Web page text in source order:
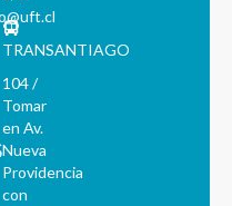
TRANSANTIAGO
104 /
Tomar
en Av.
Nueva
Providencia
con